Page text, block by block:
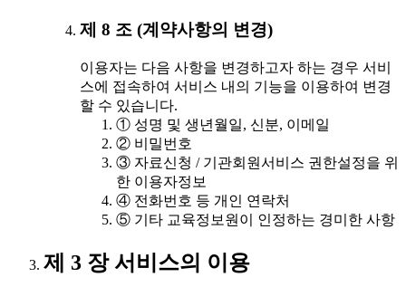
제 8 조 (계약사항의 변경)
이용자는 다음 사항을 변경하고자 하는 경우 서비
스에 접속하여 서비스 내의 기능을 이용하여 변경
할 수 있습니다.
① 성명 및 생년월일, 신분, 이메일
② 비밀번호
③ 자료신청 / 기관회원서비스 권한설정을 위
한 이용자정보
④ 전화번호 등 개인 연락처
⑤ 기타 교육정보원이 인정하는 경미한 사항
제 3 장 서비스의 이용